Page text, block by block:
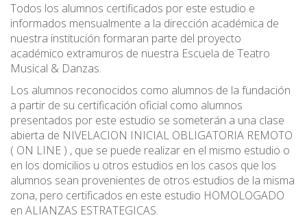
Todos los alumnos certificados por este estudio e
informados mensualmente a la dirección académica de
nuestra institución formaran parte del proyecto
académico extramuros de nuestra Escuela de Teatro
Musical & Danzas.
Los alumnos reconocidos como alumnos de la fundación
a partir de su certificación oficial como alumnos
presentados por este estudio se someterán a una clase
abierta de NIVELACION INICIAL OBLIGATORIA REMOTO
( ON LINE ) , que se puede realizar en el mismo estudio o
en los domicilios u otros estudios en los casos que los
alumnos sean provenientes de otros estudios de la misma
zona, pero certificados en este estudio HOMOLOGADO
en ALIANZAS ESTRATEGICAS.